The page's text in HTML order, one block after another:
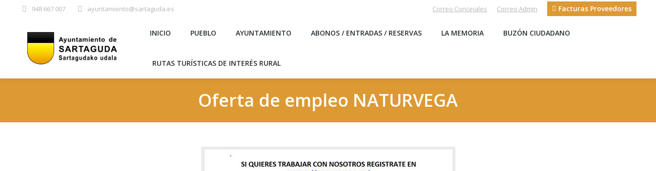
948 667 007 ayuntamiento@sartaguda.es Correo Concejales Correo Admin Facturas Proveedores
INICIO PUEBLO AYUNTAMIENTO ABONOS / ENTRADAS / RESERVAS LA MEMORIA BUZÓN CIUDADANO
RUTAS TURÍSTICAS DE INTERÉS RURAL
Oferta de empleo NATURVEGA
ABONOS / ENTRADAS / RESERVAS LA MEMORIA BUZÓN CIUDADANO